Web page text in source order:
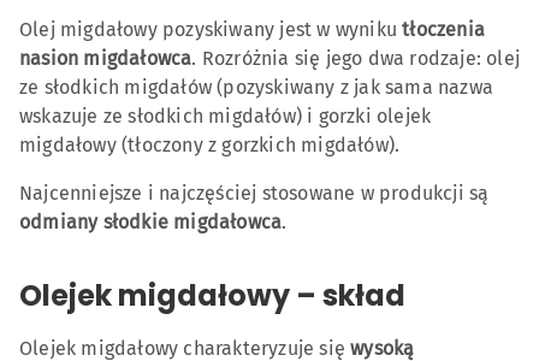
Olej migdałowy pozyskiwany jest w wynikutłoczenia
nasion migdałowca. Rozróżnia się jego dwa rodzaje: olej
ze słodkich migdałów (pozyskiwany z jak sama nazwa
wskazuje ze słodkich migdałów) i gorzki olejek
migdałowy (tłoczony z gorzkich migdałów).
Najcenniejsze i najczęściej stosowane w produkcji są
odmiany słodkie migdałowca.
Olejek migdałowy – skład
Olejek migdałowy charakteryzuje sięwysoką